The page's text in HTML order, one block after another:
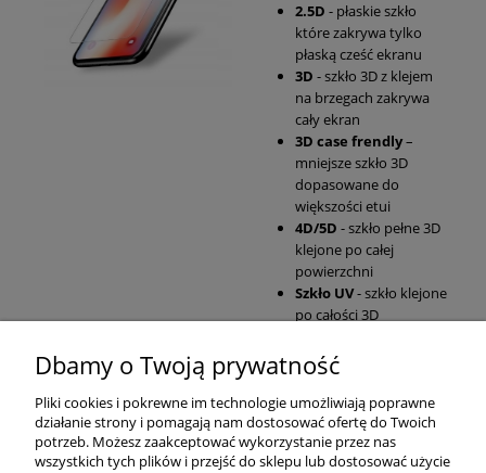
2.5D - płaskie szkło
które zakrywa tylko
płaską cześć ekranu
3D - szkło 3D z klejem
na brzegach zakrywa
cały ekran
3D case frendly–
mniejsze szkło 3D
dopasowane do
większości etui
4D/5D - szkło pełne 3D
klejone po całej
powierzchni
Szkło UV- szkło klejone
po całości 3D
Pomoc
Moje konto
Dbamy o Twoją prywatność
Pliki cookies i pokrewne im technologie umożliwiają poprawne
działanie strony i pomagają nam dostosować ofertę do Twoich
potrzeb. Możesz zaakceptować wykorzystanie przez nas
wszystkich tych plików i przejść do sklepu lub dostosować użycie